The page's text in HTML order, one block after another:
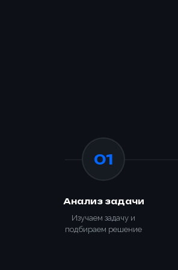
01
Анализ задачи
Изучаем задачу и
подбираем решение